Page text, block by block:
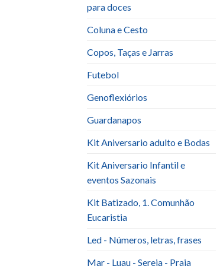
para doces
Coluna e Cesto
Copos, Taças e Jarras
Futebol
Genoflexiórios
Guardanapos
Kit Aniversario adulto e Bodas
Kit Aniversario Infantil e
eventos Sazonais
Kit Batizado, 1. Comunhão
Eucaristia
Led - Números, letras, frases
Mar - Luau - Sereia - Praia
Toalha Quadrada (1,5×1,5)
Voal Branco
7.00